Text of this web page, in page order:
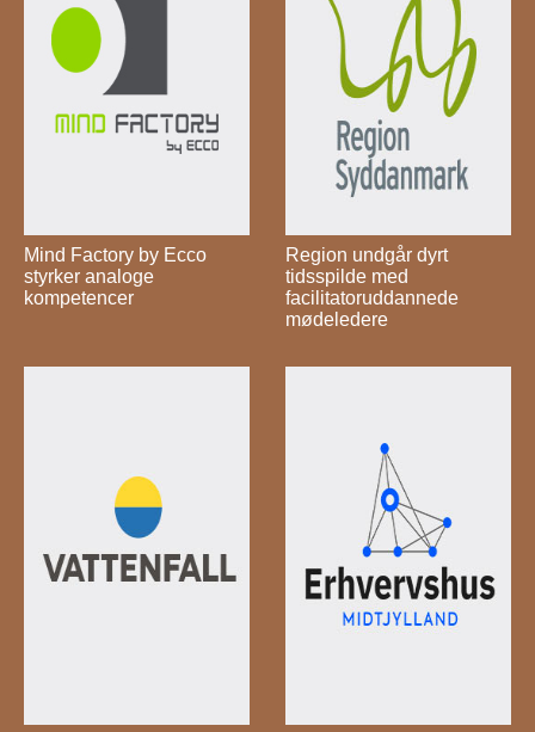
Mind Factory by Ecco
styrker analoge
kompetencer
Region undgår dyrt
tidsspilde med
facilitatoruddannede
mødeledere